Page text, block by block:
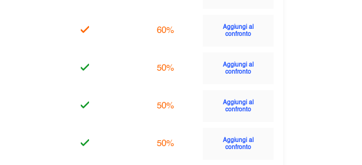
60%
Aggiungi al
confronto
50%
Aggiungi al
confronto
50%
Aggiungi al
confronto
50%
Aggiungi al
confronto